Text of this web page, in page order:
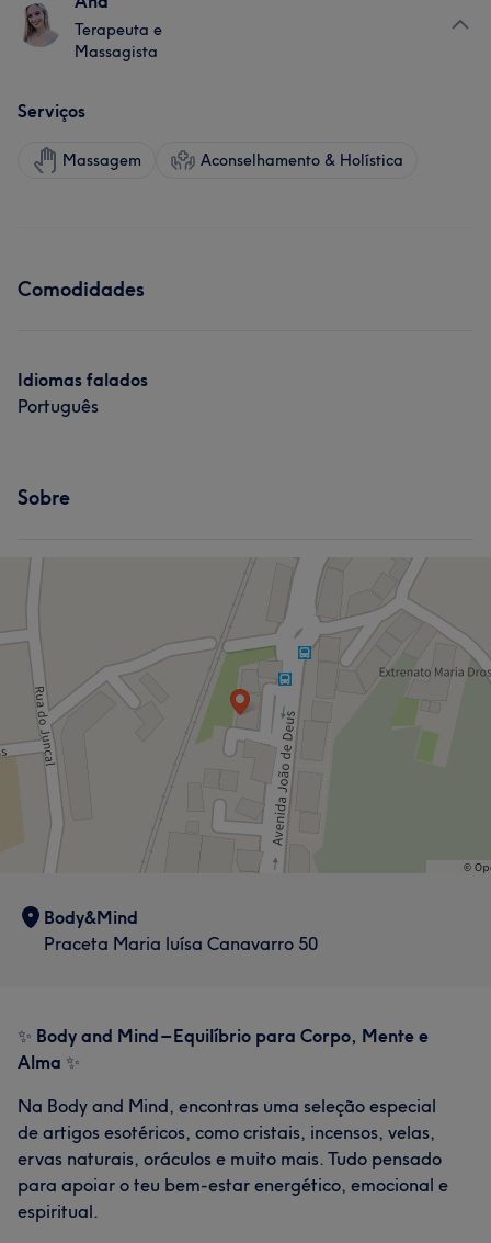
Terapeuta e
Massagista
Serviços
Massagem Aconselhamento & Holística
Comodidades
Idiomas falados
Português
Sobre
Body&Mind
Praceta Maria luísa Canavarro 50
✨ Body and Mind – Equilíbrio para Corpo, Mente e
Alma ✨
Na Body and Mind, encontras uma seleção especial
de artigos esotéricos, como cristais, incensos, velas,
ervas naturais, oráculos e muito mais. Tudo pensado
para apoiar o teu bem-estar energético, emocional e
espiritual.